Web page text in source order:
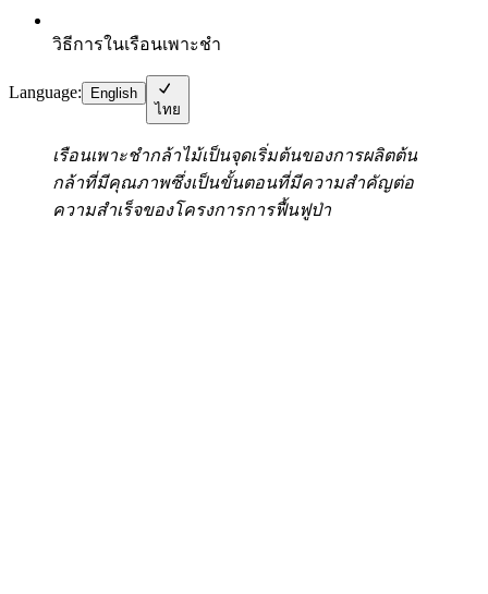
วิธีการในเรือนเพาะชำ
Language:
English
ไทย
เรือนเพาะชำกล้าไม้เป็นจุดเริ่มต้นของการผลิตต้น
กล้าที่มีคุณภาพซึ่งเป็นขั้นตอนที่มีความสำคัญต่อ
ความสำเร็จของโครงการการฟื้นฟูป่า